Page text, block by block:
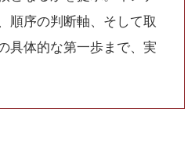
順序の判断軸、そして取
具体的な第一歩まで、実